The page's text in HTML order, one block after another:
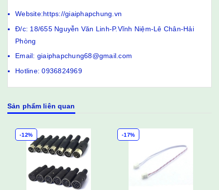
Website:https://giaiphapchung.vn
Đ/c: 18/655 Nguyễn Văn Linh-P.Vĩnh Niệm-Lê Chân-Hải
Phòng
Email: giaiphapchung68@gmail.com
Hotline: 0936824969
Sản phẩm liên quan
-12% -17%